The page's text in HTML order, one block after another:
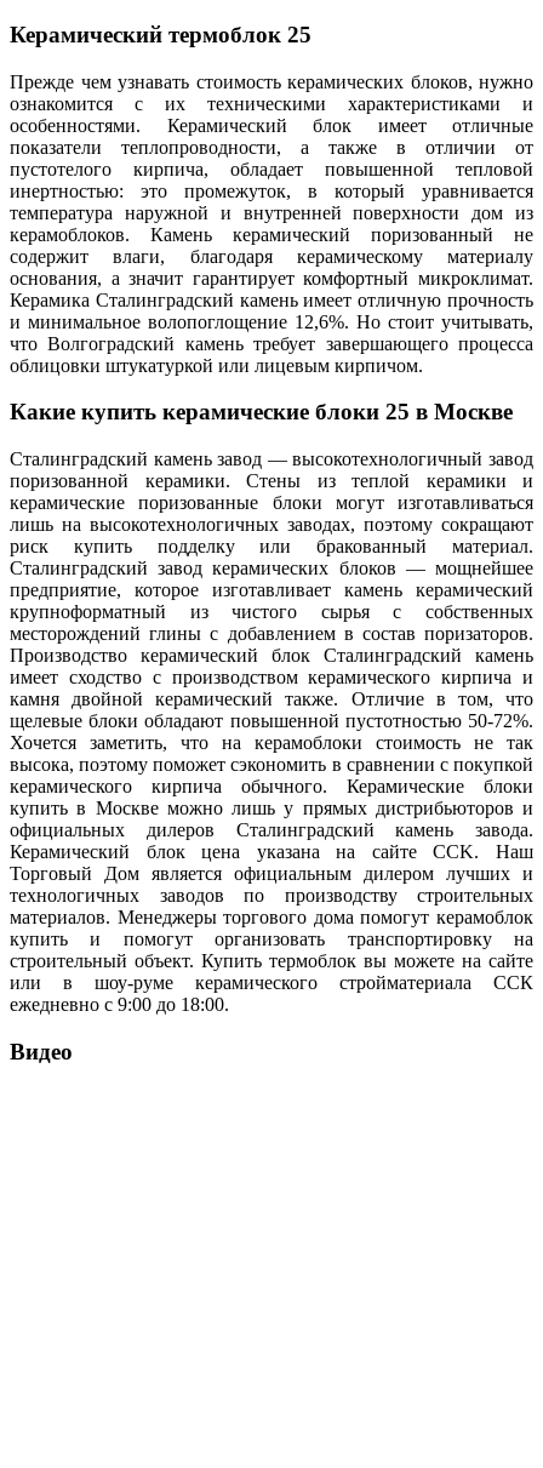
Керамический термоблок 25
Прежде чем узнавать стоимость керамических блоков, нужно
ознакомится с их техническими характеристиками и
особенностями. Керамический блок имеет отличные
показатели теплопроводности, а также в отличии от
пустотелого кирпича, обладает повышенной тепловой
инертностью: это промежуток, в который уравнивается
температура наружной и внутренней поверхности дом из
керамоблоков. Камень керамический поризованный не
содержит влаги, благодаря керамическому материалу
основания, а значит гарантирует комфортный микроклимат.
Керамика Сталинградский камень имеет отличную прочность
и минимальное волопоглощение 12,6%. Но стоит учитывать,
что Волгоградский камень требует завершающего процесса
облицовки штукатуркой или лицевым кирпичом.
Какие купить керамические блоки 25 в Москве
Сталинградский камень завод — высокотехнологичный завод
поризованной керамики. Стены из теплой керамики и
керамические поризованные блоки могут изготавливаться
лишь на высокотехнологичных заводах, поэтому сокращают
риск купить подделку или бракованный материал.
Сталинградский завод керамических блоков — мощнейшее
предприятие, которое изготавливает камень керамический
крупноформатный из чистого сырья с собственных
месторождений глины с добавлением в состав поризаторов.
Производство керамический блок Сталинградский камень
имеет сходство с производством керамического кирпича и
камня двойной керамический также. Отличие в том, что
щелевые блоки обладают повышенной пустотностью 50-72%.
Хочется заметить, что на керамоблоки стоимость не так
высока, поэтому поможет сэкономить в сравнении с покупкой
керамического кирпича обычного. Керамические блоки
купить в Москве можно лишь у прямых дистрибьюторов и
официальных дилеров Сталинградский камень завода.
Керамический блок цена указана на сайте CCK. Наш
Торговый Дом является официальным дилером лучших и
технологичных заводов по производству строительных
материалов. Менеджеры торгового дома помогут керамоблок
купить и помогут организовать транспортировку на
строительный объект. Купить термоблок вы можете на сайте
или в шоу-руме керамического стройматериала ССК
ежедневно с 9:00 до 18:00.
Видео